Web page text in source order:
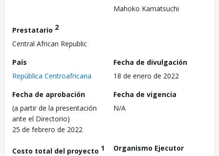
Mahoko Kamatsuchi
Prestatario 2
Central African Republic
País
República Centroafricana
Fecha de divulgación
18 de enero de 2022
Fecha de aprobación
(a partir de la presentación
ante el Directorio)
25 de febrero de 2022
Fecha de vigencia
N/A
Costo total del proyecto 1
Organismo Ejecutor